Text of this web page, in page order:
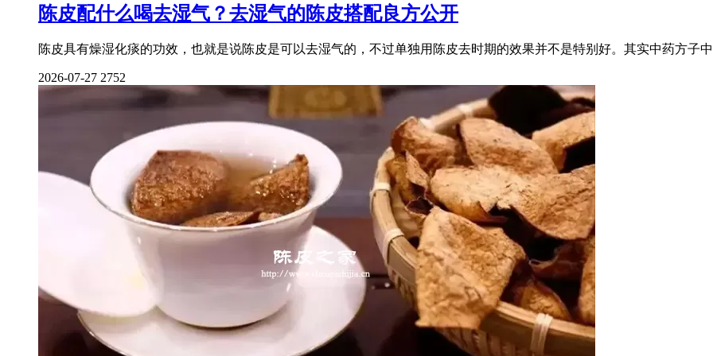
陈皮配什么喝去湿气？去湿气的陈皮搭配良方公开
陈皮具有燥湿化痰的功效，也就是说陈皮是可以去湿气的，不过单独用陈皮去时期的效果并不是特别好。其实中药方子
2026-07-27 2752